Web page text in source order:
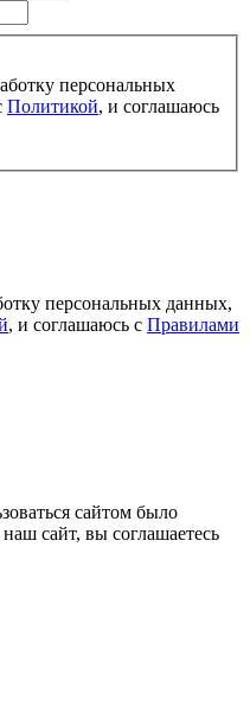
персональных
Политикой, и соглашаюсь
персональных данных,
, и соглашаюсь с Правилами
сайтом было
сайт, вы соглашаетесь